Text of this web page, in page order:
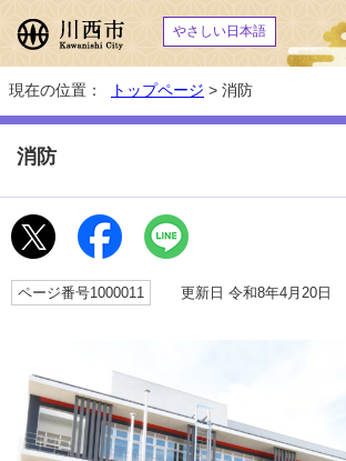
やさしい日本語
現在の位置： トップページ > 消防
消防
ページ番号1000011 更新日 令和8年4月20日